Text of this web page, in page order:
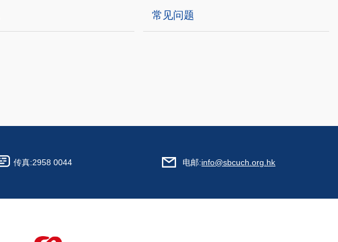
常见问题
传真:2958 0044 电邮:info@sbcuch.org.hk